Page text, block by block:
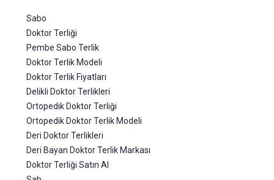
Sabo
Doktor Terliği
Pembe Sabo Terlik
Doktor Terlik Modeli
Doktor Terlik Fiyatları
Delikli Doktor Terlikleri
Ortopedik Doktor Terliği
Ortopedik Doktor Terlik Modeli
Deri Doktor Terlikleri
Deri Bayan Doktor Terlik Markası
Doktor Terliği Satın Al